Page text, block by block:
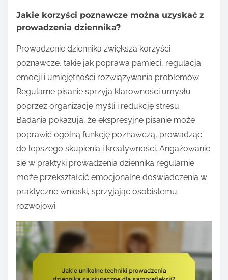
Jakie korzyści poznawcze można uzyskać z
prowadzenia dziennika?
Prowadzenie dziennika zwiększa korzyści
poznawcze, takie jak poprawa pamięci, regulacja
emocji i umiejętności rozwiązywania problemów.
Regularne pisanie sprzyja klarowności umysłu
poprzez organizację myśli i redukcję stresu.
Badania pokazują, że ekspresyjne pisanie może
poprawić ogólną funkcję poznawczą, prowadząc
do lepszego skupienia i kreatywności. Angażowanie
się w praktyki prowadzenia dziennika regularnie
może przekształcić emocjonalne doświadczenia w
praktyczne wnioski, sprzyjając osobistemu
rozwojowi.